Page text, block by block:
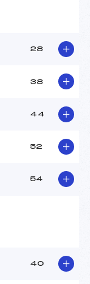
U16
28
38
44
52
54
40